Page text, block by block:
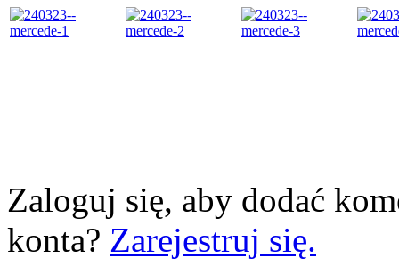
Zaloguj się, aby dodać
konta? Zarejestruj się.